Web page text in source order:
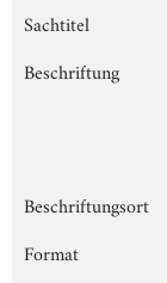
Sachtitel
Beschriftung
Beschriftungsort
Format